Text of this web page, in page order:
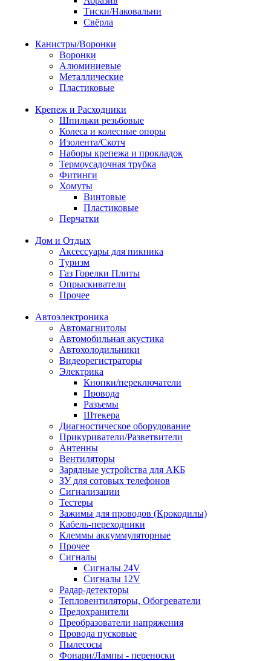
Тиски/Наковальни
Свёрла
Канистры/Воронки
Воронки
Алюминиевые
Металлические
Пластиковые
Крепеж и Расходники
Шпильки резьбовые
Колеса и колесные опоры
Изолента/Скотч
Наборы крепежа и прокладок
Термоусадочная трубка
Фитинги
Хомуты
Винтовые
Пластиковые
Перчатки
Дом и Отдых
Аксессуары для пикника
Туризм
Газ Горелки Плиты
Опрыскиватели
Прочее
Автоэлектроника
Автомагнитолы
Автомобильная акустика
Автохолодильники
Видеорегистраторы
Электрика
Кнопки/переключатели
Провода
Разъемы
Штекера
Диагностическое оборудование
Прикуриватели/Разветвители
Антенны
Вентиляторы
Зарядные устройства для АКБ
ЗУ для сотовых телефонов
Сигнализации
Тестеры
Зажимы для проводов (Крокодилы)
Кабель-переходники
Клеммы аккуммуляторные
Прочее
Сигналы
Сигналы 24V
Сигналы 12V
Радар-детекторы
Тепловентиляторы, Обогреватели
Предохранители
Преобразователи напряжения
Провода пусковые
Пылесосы
Фонари/Лампы - переноски